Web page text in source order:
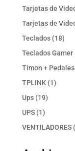
Tarjetas de
Tarjetas de
Teclados 1818
Teclados Gamer
Timon + Pedales
TPLINK 11
Ups 1919
UPS 11
producto
VENTILADORES